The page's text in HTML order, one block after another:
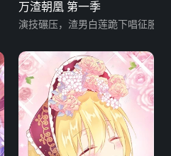
万渣朝凰 第一季
演技碾压，渣男白莲跪下唱征服